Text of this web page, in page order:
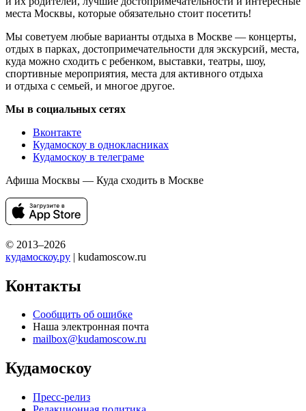
места Москвы, которые обязательно стоит посетить!
Мы советуем любые варианты отдыха в Москве — концерты,
отдых в парках, достопримечательности для экскурсий, места,
куда можно сходить с ребенком, выставки, театры, шоу,
спортивные мероприятия, места для активного отдыха
и отдыха с семьей, и многое другое.
Мы в социальных сетях
Вконтакте
Кудамоскоу в однокласниках
Кудамоскоу в телеграме
Афиша Москвы — Куда сходить в Москве
© 2013–2026
кудамоскоу.ру | kudamoscow.ru
Контакты
Сообщить об ошибке
Наша электронная почта
mailbox@kudamoscow.ru
Кудамоскоу
Пресс-релиз